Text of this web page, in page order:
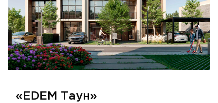
«EDEM Таун»